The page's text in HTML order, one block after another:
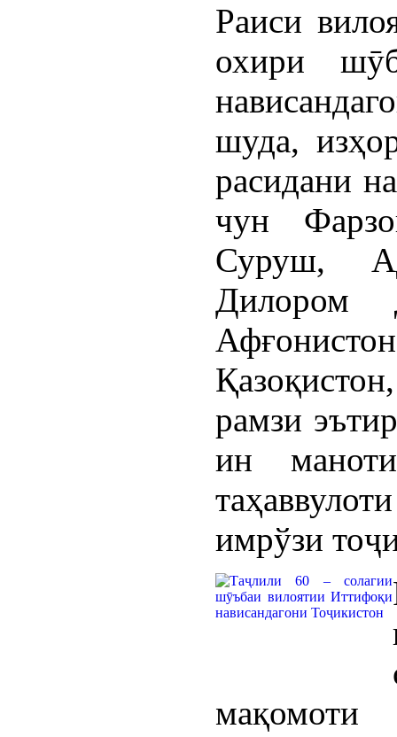
Раиси
охири
шуда,
расидани
чун
Суруш,
Дилором
рамзи
ин
имрўзи